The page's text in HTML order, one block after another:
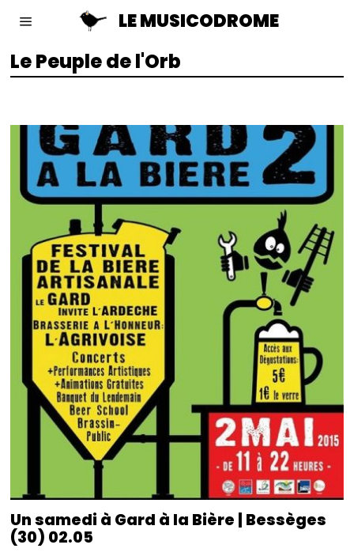
LE MUSICODROME
Le Peuple de l'Orb
Un samedi à Gard à la Bière | Bessèges
(30) 02.05